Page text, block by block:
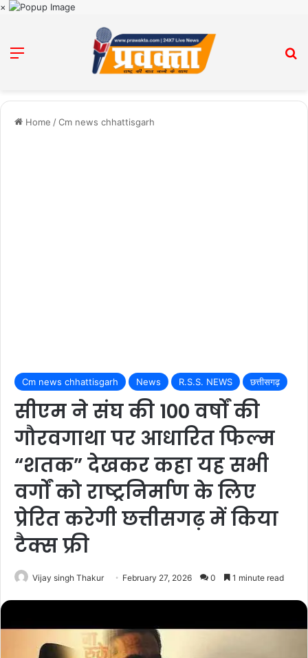
×
Menu
Home /Cm news chhattisgarh
Cm news chhattisgarh News R.S.S. NEWS छत्तीसगढ़
सीएम ने संघ की 100 वर्षों की
गौरवगाथा पर आधारित फिल्म
“शतक” देखकर कहा यह सभी
वर्गों को राष्ट्रनिर्माण के लिए
प्रेरित करेगी छत्तीसगढ़ में किया
टैक्स फ्री
Vijay singh Thakur February 27, 2026 0 1 minute read